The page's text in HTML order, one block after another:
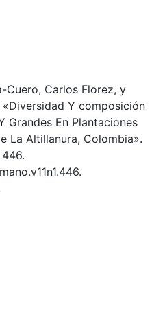
Cuero, Carlos Florez, y
Y composición
Grandes En Plantaciones
La Altillanura, Colombia».
446.